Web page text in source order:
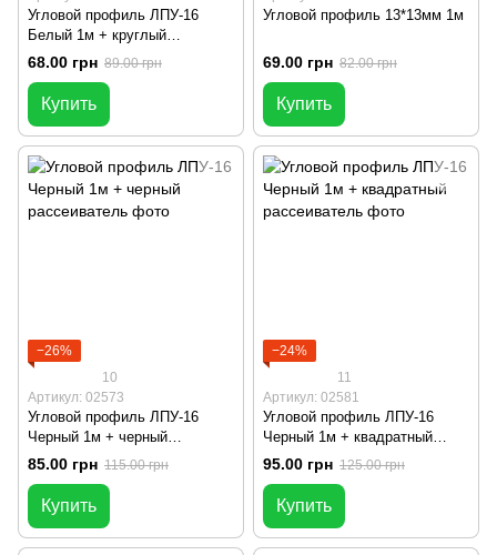
Угловой профиль ЛПУ-16
Белый 1м + круглый
рассеиватель
68.00 грн 89.00 грн
Купить
Угловой профиль 13*13мм 1м
69.00 грн 82.00 грн
Купить
−26%
10
Артикул: 02573
Угловой профиль ЛПУ-16
Черный 1м + черный
рассеиватель
85.00 грн 115.00 грн
Купить
−24%
11
Артикул: 02581
Угловой профиль ЛПУ-16
Черный 1м + квадратный
рассеиватель
95.00 грн 125.00 грн
Купить